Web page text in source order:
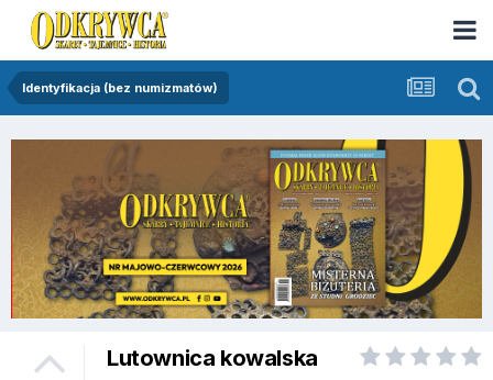
Identyfikacja (bez numizmatów)
Lutownica kowalska